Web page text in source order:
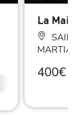
La
MARTIAL
400€/